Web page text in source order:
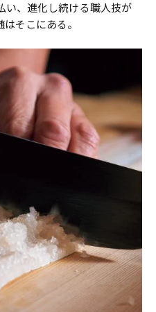
い、進化し続ける職人技が
そこにある。